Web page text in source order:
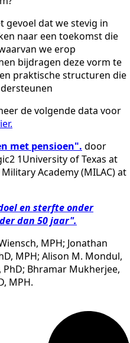
gevoel dat we stevig in
naar een toekomst die
we erop
bijdragen deze vorm te
praktische structuren die
de volgende data voor
met pensioen". door
1University of Texas at
Academy (MILAC) at
en sterfte onder
dan 50 jaar".
MPH; Jonathan
MPH; Alison M. Mondul,
PhD; Bhramar Mukherjee,
MPH.